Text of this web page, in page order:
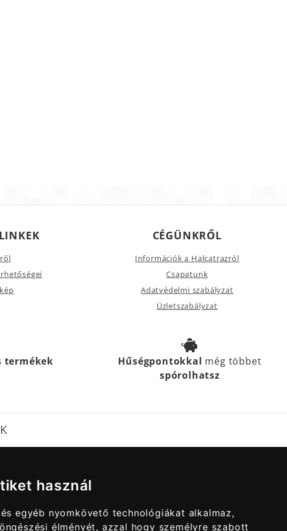
használ
egyéb nyomkövető technológiákat alkalmaz,
élményét, azzal hogy személyre szabott
CÉGÜNKRŐL
Információk a Halcatrazról
Csapatunk
Adatvédelmi szabályzat
Üzletszabályzat
termékek Hűségpontokkal még többet
spórolhatsz